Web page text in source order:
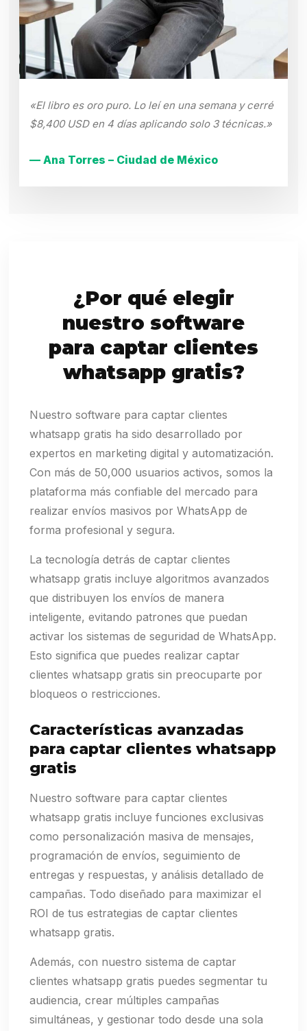
«El libro es oro puro. Lo leí en una semana y cerré
$8,400 USD en 4 días aplicando solo 3 técnicas.»
— Ana Torres – Ciudad de México
¿Por qué elegir
nuestro software
para captar clientes
whatsapp gratis?
Nuestro software para captar clientes
whatsapp gratis ha sido desarrollado por
expertos en marketing digital y automatización.
Con más de 50,000 usuarios activos, somos la
plataforma más confiable del mercado para
realizar envíos masivos por WhatsApp de
forma profesional y segura.
La tecnología detrás de captar clientes
whatsapp gratis incluye algoritmos avanzados
que distribuyen los envíos de manera
inteligente, evitando patrones que puedan
activar los sistemas de seguridad de WhatsApp.
Esto significa que puedes realizar captar
clientes whatsapp gratis sin preocuparte por
bloqueos o restricciones.
Características avanzadas
para captar clientes whatsapp
gratis
Nuestro software para captar clientes
whatsapp gratis incluye funciones exclusivas
como personalización masiva de mensajes,
programación de envíos, seguimiento de
entregas y respuestas, y análisis detallado de
campañas. Todo diseñado para maximizar el
ROI de tus estrategias de captar clientes
whatsapp gratis.
Además, con nuestro sistema de captar
clientes whatsapp gratis puedes segmentar tu
audiencia, crear múltiples campañas
simultáneas, y gestionar todo desde una sola